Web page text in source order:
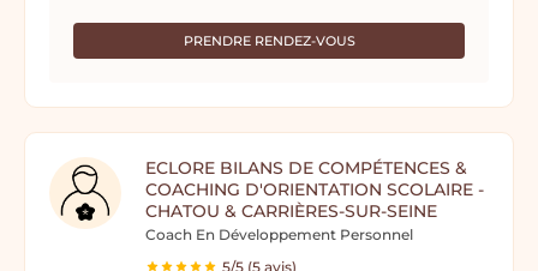
PRENDRE RENDEZ-VOUS
ECLORE BILANS DE COMPÉTENCES &
COACHING D'ORIENTATION SCOLAIRE -
CHATOU & CARRIÈRES-SUR-SEINE
Coach En Développement Personnel
5/5 (5 avis)